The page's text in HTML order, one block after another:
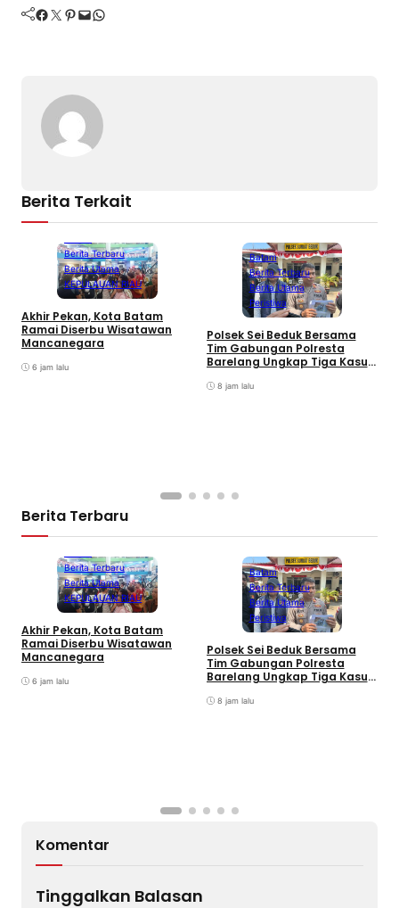
Facebook Twitter Pinterest Mail WhatsApp
Berita Terkait
Berita Terbaru
Berita Utama
KEPULAUAN RIAU
Akhir Pekan, Kota Batam
Ramai Diserbu Wisatawan
Mancanegara
6 jam lalu
Batam
Berita Terbaru
Berita Utama
Peristiwa
Polsek Sei Beduk Bersama
Tim Gabungan Polresta
Barelang Ungkap Tiga Kasus
8 jam lalu
Berita Terbaru
Berita Terbaru
Berita Utama
KEPULAUAN RIAU
Akhir Pekan, Kota Batam
Ramai Diserbu Wisatawan
Mancanegara
6 jam lalu
Batam
Berita Terbaru
Berita Utama
Peristiwa
Polsek Sei Beduk Bersama
Tim Gabungan Polresta
Barelang Ungkap Tiga Kasus
8 jam lalu
Komentar
Tinggalkan Balasan